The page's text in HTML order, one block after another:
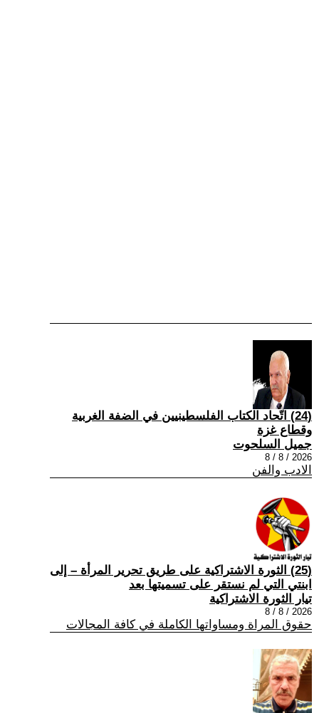
(24) اتّحاد الكتاب الفلسطينيين في الضفة الغربية
وقطاع غزة
جميل السلحوت
2026 / 8 / 8
الادب والفن
(25) الثورة الاشتراكية على طريق تحرير المرأة – إلى
ابنتي التي لم نستقر على تسميتها بعد
تيار الثورة الاشتراكية
2026 / 8 / 8
حقوق المراة ومساواتها الكاملة في كافة المجالات